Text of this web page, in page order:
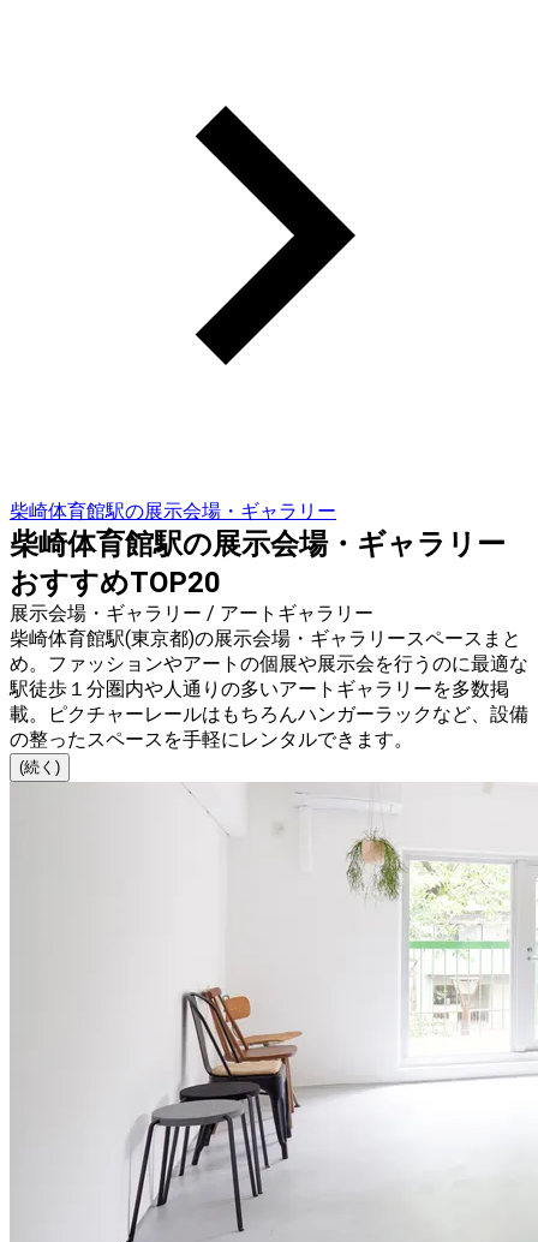
柴崎体育館駅の展示会場・ギャラリー
柴崎体育館駅の展示会場・ギャラリー
おすすめTOP20
展示会場・ギャラリー / アートギャラリー
柴崎体育館駅(東京都)の展示会場・ギャラリースペースまと
め。ファッションやアートの個展や展示会を行うのに最適な
駅徒歩１分圏内や人通りの多いアートギャラリーを多数掲
載。ピクチャーレールはもちろんハンガーラックなど、設備
の整ったスペースを手軽にレンタルできます。
(続く)